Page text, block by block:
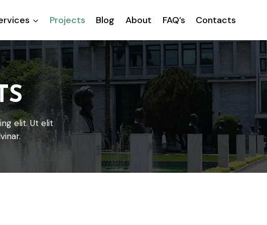
Projects Blog About FAQ’s Contacts
elit. Ut elit